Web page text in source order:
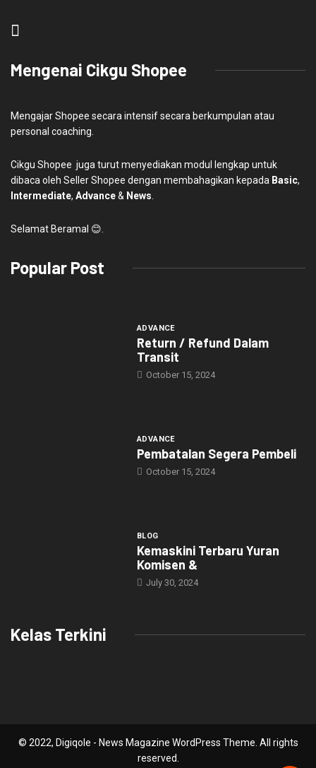
Mengenai Cikgu Shopee
Mengajar Shopee secara intensif secara berkumpulan atau
personal coaching.
Cikgu Shopee juga turut menyediakan modul lengkap untuk
dibaca oleh Seller Shopee dengan membahagikan kepada Basic,
Intermediate, Advance& News.
Selamat Beramal 😊.
Popular Post
ADVANCE
Return / Refund Dalam
Transit
October 15, 2024
ADVANCE
Pembatalan Segera Pembeli
October 15, 2024
BLOG
Kemaskini Terbaru Yuran
Komisen &
July 30, 2024
Kelas Terkini
© 2022, Digiqole - News Magazine WordPress Theme. All rights
reserved.